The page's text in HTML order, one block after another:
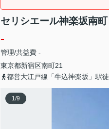
セリシエール神楽坂南町
-
管理/共益費 -
東京都新宿区南町21
都営大江戸線「牛込神楽坂」駅
1/9